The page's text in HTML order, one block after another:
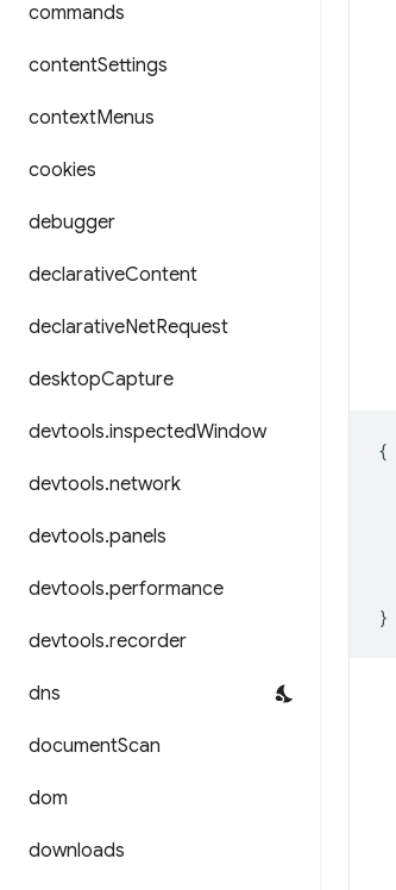
commands
contentSettings
contextMenus
cookies
debugger
declarativeContent
declarativeNetRequest
desktopCapture
devtools.inspectedWindow
devtools.network
devtools.panels
devtools.performance
devtools.recorder
dns
documentScan
dom
downloads
{
}